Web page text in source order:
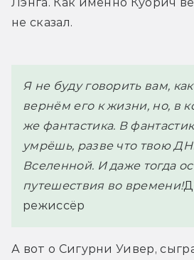
Лэнга. Как именно Куорич
не сказал.
Я не буду говорить вам,
вернём его к жизни, но, в
же фантастика. В
умрёшь, разве что твою
Вселенной. И даже тогда
путешествия во времени!
режиссёр
А вот о Сигурни Уивер,